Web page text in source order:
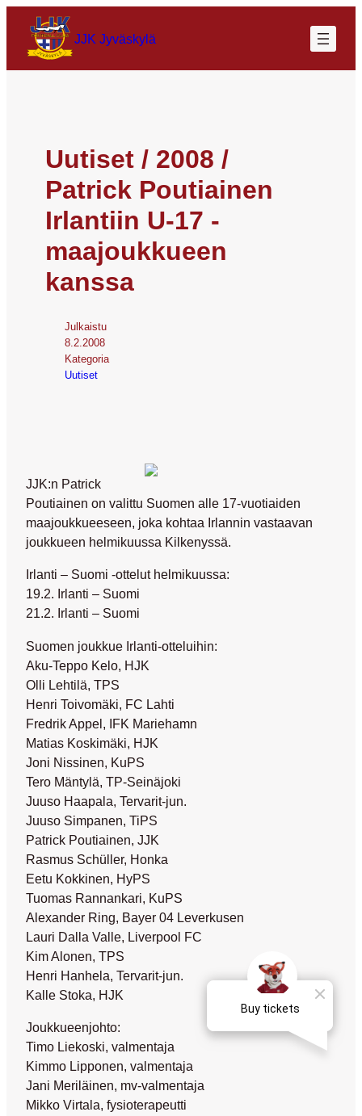
JJK Jyväskylä
Uutiset / 2008 /
Patrick Poutiainen
Irlantiin U-17 -
maajoukkueen
kanssa
Julkaistu
8.2.2008
Kategoria
Uutiset
JJK:n Patrick
Poutiainen on valittu Suomen alle 17-vuotiaiden
maajoukkueeseen, joka kohtaa Irlannin vastaavan
joukkueen helmikuussa Kilkenyssä.
Irlanti – Suomi -ottelut helmikuussa:
19.2. Irlanti – Suomi
21.2. Irlanti – Suomi
Suomen joukkue Irlanti-otteluihin:
Aku-Teppo Kelo, HJK
Olli Lehtilä, TPS
Henri Toivomäki, FC Lahti
Fredrik Appel, IFK Mariehamn
Matias Koskimäki, HJK
Joni Nissinen, KuPS
Tero Mäntylä, TP-Seinäjoki
Juuso Haapala, Tervarit-jun.
Juuso Simpanen, TiPS
Patrick Poutiainen, JJK
Rasmus Schüller, Honka
Eetu Kokkinen, HyPS
Tuomas Rannankari, KuPS
Alexander Ring, Bayer 04 Leverkusen
Lauri Dalla Valle, Liverpool FC
Kim Alonen, TPS
Henri Hanhela, Tervarit-jun.
Kalle Stoka, HJK
Joukkueenjohto:
Timo Liekoski, valmentaja
Kimmo Lipponen, valmentaja
Jani Meriläinen, mv-valmentaja
Mikko Virtala, fysioterapeutti